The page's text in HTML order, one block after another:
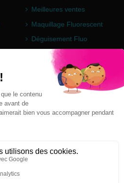
Meilleures ventes
Maquillage Fluorescent
Déguisement Fluo
Poudre Holi